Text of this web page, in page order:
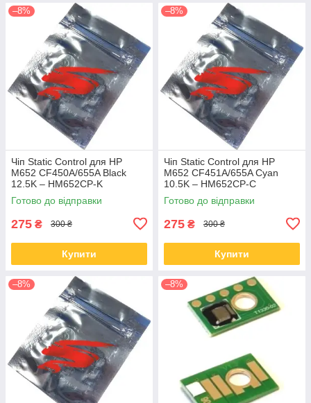
–8%
Чіп Static Control для HP
M652 CF450A/655A Black
12.5K – HM652CP-K
Готово до відправки
275 ₴ 300 ₴
Купити
–8%
Чіп Static Control для HP
M652 CF451A/655A Cyan
10.5K – HM652CP-C
Готово до відправки
275 ₴ 300 ₴
Купити
–8% –8%